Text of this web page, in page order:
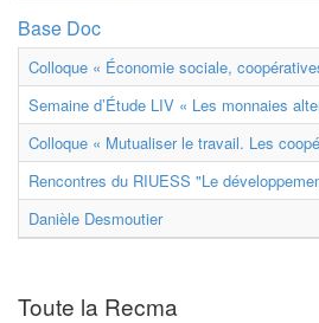
Base Doc
Colloque « Économie sociale,
Semaine d’Étude LIV « Les monnaies
Colloque « Mutualiser le travail. Les
Rencontres du RIUESS "Le
Danièle Desmoutier
Toute la Recma